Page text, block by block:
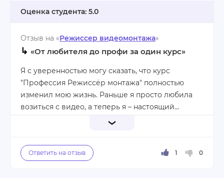
5.0
Отзыв на «Режиссер видеомонтажа»
↳ «От любителя до профи за один курс»
Я с уверенностью могу сказать, что курс
"Профессия Режиссёр монтажа" полностью
изменил мою жизнь. Раньше я просто любила
возиться с видео, а теперь я – настоящий
профессионал, способный создавать
заданий и подробной теоретической базе, я
быстро освоила все необходимые навыки. Этот